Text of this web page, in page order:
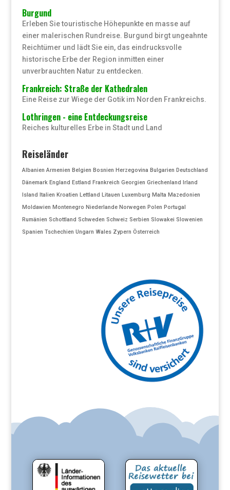
Burgund
Erleben Sie touristische Höhepunkte en masse auf
einer malerischen Rundreise. Burgund birgt ungeahnte
Reichtümer und lädt Sie ein, das eindrucksvolle
historische Erbe der Region inmitten einer
unverbrauchten Natur zu entdecken.
Frankreich: Straße der Kathedralen
Eine Reise zur Wiege der Gotik im Norden Frankreichs.
Lothringen - eine Entdeckungsreise
Reiches kulturelles Erbe in Stadt und Land
Reiseländer
Albanien Armenien Belgien Bosnien Herzegovina Bulgarien Deutschland
Dänemark England Estland Frankreich Georgien Griechenland Irland
Island Italien Kroatien Lettland Litauen Luxemburg Malta Mazedonien
Moldawien Montenegro Niederlande Norwegen Polen Portugal
Rumänien Schottland Schweden Schweiz Serbien Slowakei Slowenien
Spanien Tschechien Ungarn Wales Zypern Österreich